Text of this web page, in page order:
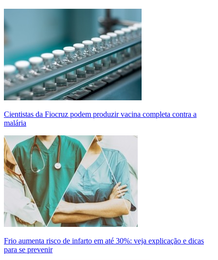
Cientistas da Fiocruz podem produzir vacina completa contra a
malária
Frio aumenta risco de infarto em até 30%: veja explicação e dicas
para se prevenir